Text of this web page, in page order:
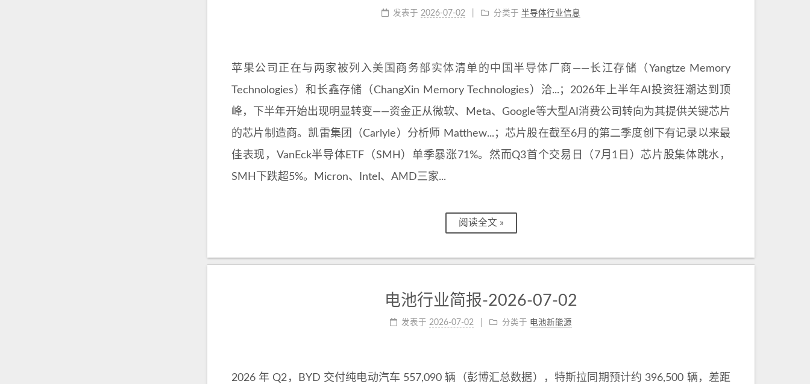
发表于 2026-07-02 分类于 半导体行业信息
苹果公司正在与两家被列入美国商务部实体清单的中国半导体厂商——长江存储（Yangtze Memory
Technologies）和长鑫存储（ChangXin Memory Technologies）洽...；2026年上半年AI投资狂潮达到顶
峰，下半年开始出现明显转变——资金正从微软、Meta、Google等大型AI消费公司转向为其提供关键芯片
的芯片制造商。凯雷集团（Carlyle）分析师 Matthew...；芯片股在截至6月的第二季度创下有记录以来最
佳表现，VanEck半导体ETF（SMH）单季暴涨71%。然而Q3首个交易日（7月1日）芯片股集体跳水，
SMH下跌超5%。Micron、Intel、AMD三家...
阅读全文 »
电池行业简报-2026-07-02
发表于 2026-07-02 分类于 电池新能源
2026 年 Q2，BYD 交付纯电动汽车 557,090 辆（彭博汇总数据），特斯拉同期预计约 396,500 辆，差距